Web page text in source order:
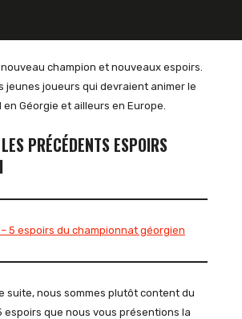
champion et nouveaux espoirs.
jeunes joueurs qui devraient animer le
Géorgie et ailleurs en Europe.
PRÉCÉDENTS ESPOIRS
– 5 espoirs du championnat géorgien
suite, nous sommes plutôt content du
espoirs que nous vous présentions la